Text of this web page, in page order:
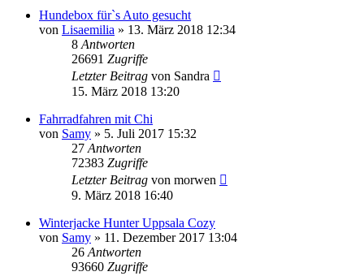
Hundebox fürˋs Auto gesucht
von Lisaemilia » 13. März 2018 12:34
8 Antworten
26691 Zugriffe
Letzter Beitrag von Sandra
15. März 2018 13:20
Fahrradfahren mit Chi
von Samy » 5. Juli 2017 15:32
27 Antworten
72383 Zugriffe
Letzter Beitrag von morwen
9. März 2018 16:40
Winterjacke Hunter Uppsala Cozy
von Samy » 11. Dezember 2017 13:04
26 Antworten
93660 Zugriffe